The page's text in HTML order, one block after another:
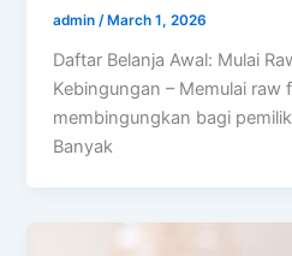
admin/March 1, 2026
Daftar Belanja Awal: Mulai
Kebingungan – Memulai raw
membingungkan bagi
Banyak